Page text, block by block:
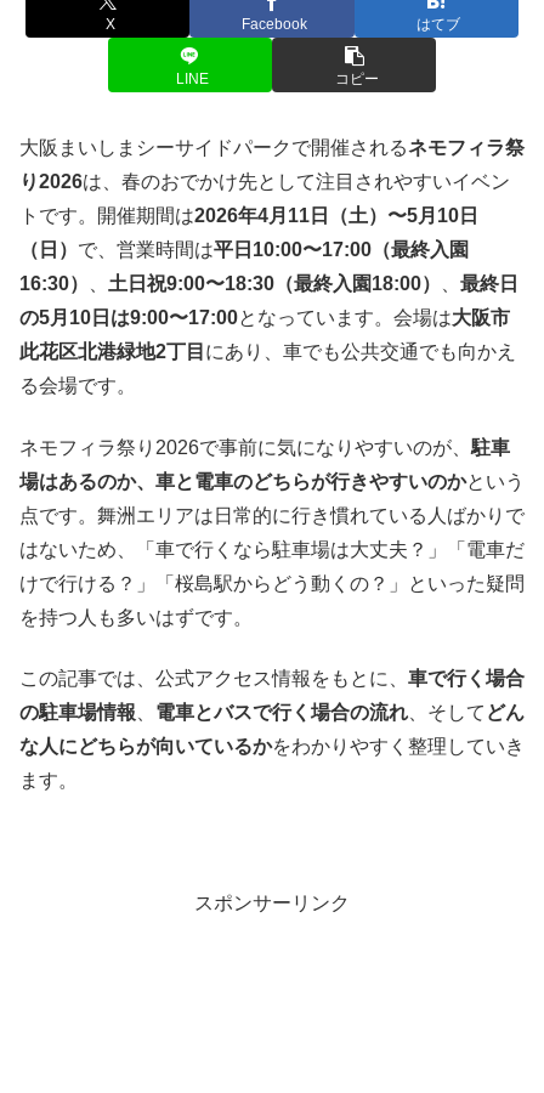
X Facebook はてブ
LINE コピー
大阪まいしまシーサイドパークで開催されるネモフィラ祭
り2026は、春のおでかけ先として注目されやすいイベン
トです。開催期間は2026年4月11日（土）〜5月10日
（日） で、営業時間は平日10:00〜17:00（最終入園
16:30）
、 土日祝9:00〜18:30（最終入園18:00） 、 最終日
の5月10日は9:00〜17:00となっています。会場は大阪市
此花区北港緑地2丁目 にあり、車でも公共交通でも向かえ
る会場です。
ネモフィラ祭り2026で事前に気になりやすいのが、 駐車
場はあるのか、車と電車のどちらが行きやすいのかという
点です。舞洲エリアは日常的に行き慣れている人ばかりで
はないため、「車で行くなら駐車場は大丈夫？」「電車だ
けで行ける？」「桜島駅からどう動くの？」といった疑問
を持つ人も多いはずです。
この記事では、公式アクセス情報をもとに、 車で行く場合
の駐車場情報
電車とバスで行く場合の流れ 、そして どん
な人にどちらが向いているかをわかりやすく整理していき
ます。
スポンサーリンク